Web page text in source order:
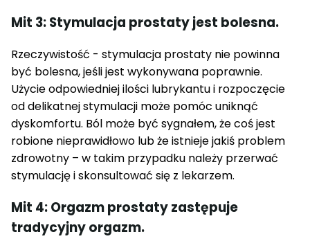
Mit 3: Stymulacja prostaty jest bolesna.
Rzeczywistość - stymulacja prostaty nie powinna
być bolesna, jeśli jest wykonywana poprawnie.
Użycie odpowiedniej ilości lubrykantu i rozpoczęcie
od delikatnej stymulacji może pomóc uniknąć
dyskomfortu. Ból może być sygnałem, że coś jest
robione nieprawidłowo lub że istnieje jakiś problem
zdrowotny – w takim przypadku należy przerwać
stymulację i skonsultować się z lekarzem.
Mit 4: Orgazm prostaty zastępuje
tradycyjny orgazm.